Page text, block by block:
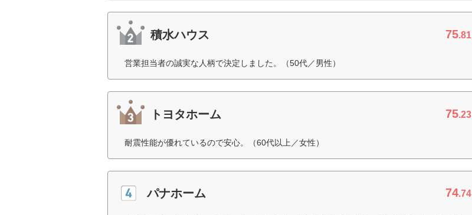
積水ハウス 75.81
営業担当者の誠実な人柄で決定しました。（50代／男性）
トヨタホーム 75.23
耐震性能が優れているので安心。（60代以上／女性）
パナホーム 74.74